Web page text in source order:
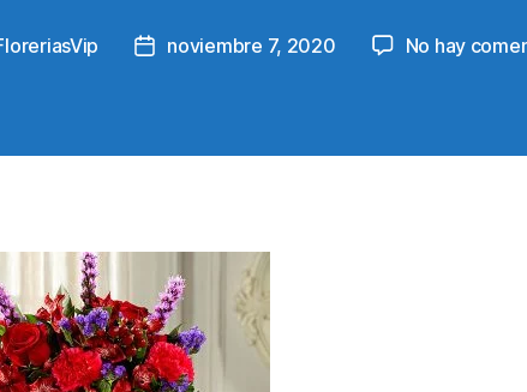
Postnoviembre 7, 2020 No hay